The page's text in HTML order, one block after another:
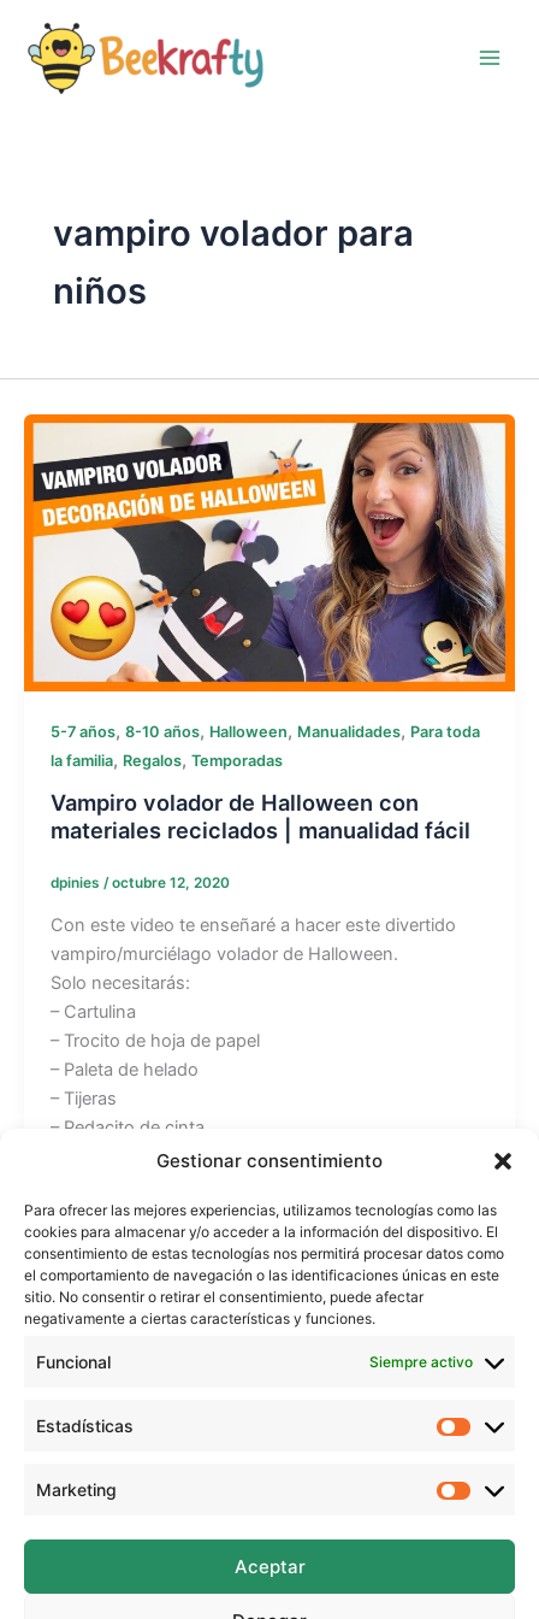
Gestionar consentimiento
Para ofrecer las mejores experiencias, utilizamos tecnologías como las
cookies para almacenar y/o acceder a la información del dispositivo. El
consentimiento de estas tecnologías nos permitirá procesar datos como
el comportamiento de navegación o las identificaciones únicas en este
sitio. No consentir o retirar el consentimiento, puede afectar
negativamente a ciertas características y funciones.
Funcional Siempre activo
Estadísticas
Marketing
Aceptar
contenido
vampiro volador para
niños
5-7 años, 8-10 años, Halloween, Manualidades, Para toda
la familia, Regalos, Temporadas
Vampiro volador de Halloween con
materiales reciclados | manualidad fácil
dpinies /octubre 12, 2020
Con este video te enseñaré a hacer este divertido
vampiro/murciélago volador de Halloween.
Solo necesitarás:
– Cartulina
– Trocito de hoja de papel
– Paleta de helado
– Tijeras
– Pedacito de cinta
– Pegamento
Recuerda que todos los tutoriales los puedes ver en
mi web: https://www.beekrafty.com
También puedes encontrarme en:
Instagram: https://www.instagram.com/beekrafty/
Twitter: https://twitter.com/beekrafty_es
Twitch: https://www.twitch.tv/beekrafty_
¡Espero que te guste!
Muchas gracias a https://www.bensound.com por la
musicalización.